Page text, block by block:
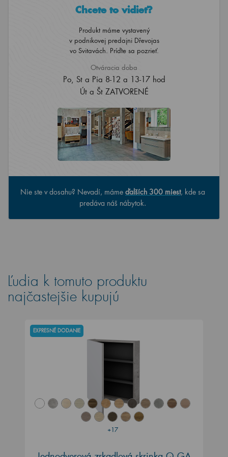
Chcete to vidieť?
Produkt máme vystavený
v podnikovej predajni Dřevojas
vo Svitavách. Príďte sa pozrieť.
Otváracia doba
Po, St a Pia 8-12 a 13-17 hod
Út a Št ZATVORENÉ
Nie ste v dosahu? Nevadí, máme ďalších 300 miest, kde sa
predáva náš nábytok.
Ľudia k tomuto produktu
najčastejšie kupujú
+17
EXPRESNÉ DODANIE